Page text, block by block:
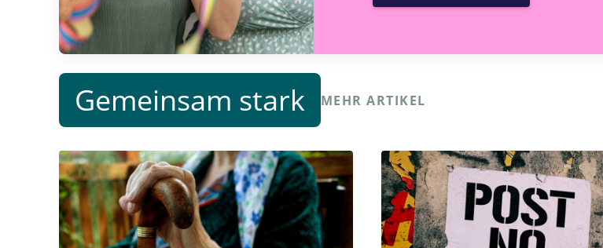
Gemeinsam stark MEHR ARTIKEL